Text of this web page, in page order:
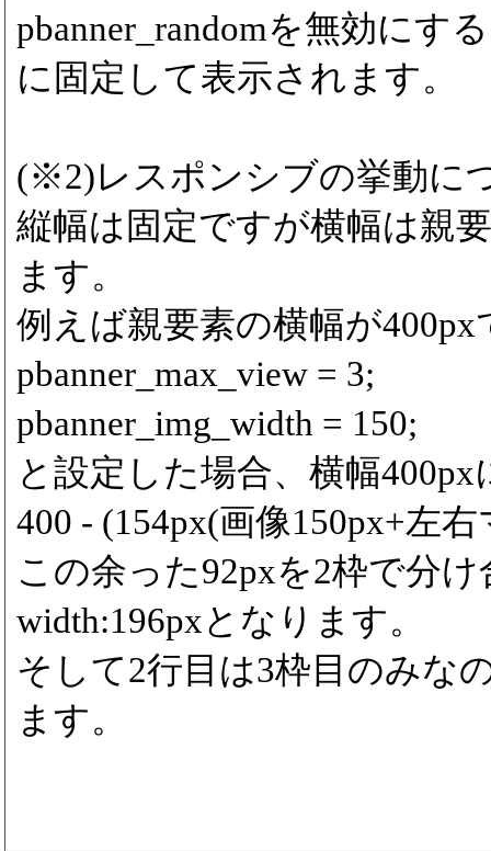
pbanner_randomを無効にす
に固定して表示されます。
(※2)レスポンシブの挙動に
縦幅は固定ですが横幅は親
ます。
例えば親要素の横幅が
pbanner_max_view = 3;
pbanner_img_width = 150;
と設定した場合、横幅
400 - (154px(画像150px+左
この余った92pxを2枠で分
width:196pxとなります。
そして2行目は3枠目のみな
ます。